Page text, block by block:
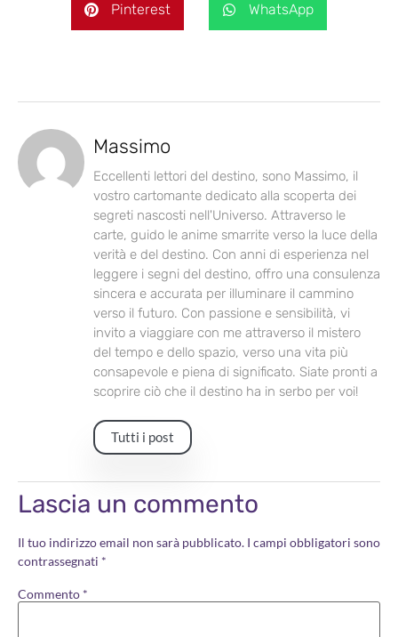
Pinterest WhatsApp
Massimo
Eccellenti lettori del destino, sono Massimo, il
vostro cartomante dedicato alla scoperta dei
segreti nascosti nell'Universo. Attraverso le
carte, guido le anime smarrite verso la luce della
verità e del destino. Con anni di esperienza nel
leggere i segni del destino, offro una consulenza
sincera e accurata per illuminare il cammino
verso il futuro. Con passione e sensibilità, vi
invito a viaggiare con me attraverso il mistero
del tempo e dello spazio, verso una vita più
consapevole e piena di significato. Siate pronti a
scoprire ciò che il destino ha in serbo per voi!
Tutti i post
Lascia un commento
Il tuo indirizzo email non sarà pubblicato. I campi obbligatori sono
contrassegnati *
Commento *